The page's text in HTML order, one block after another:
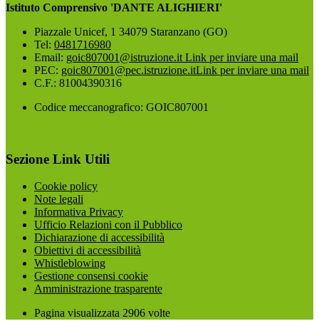
Istituto Comprensivo 'DANTE ALIGHIERI'
Piazzale Unicef, 1 34079 Staranzano (GO)
Tel: 0481716980
Email: goic807001@istruzione.it Link per inviare una mail
PEC: goic807001@pec.istruzione.itLink per inviare una mail
C.F.: 81004390316
Codice meccanografico: GOIC807001
Sezione Link Utili
Cookie policy
Note legali
Informativa Privacy
Ufficio Relazioni con il Pubblico
Dichiarazione di accessibilità
Obiettivi di accessibilità
Whistleblowing
Gestione consensi cookie
Amministrazione trasparente
Pagina visualizzata 2906 volte